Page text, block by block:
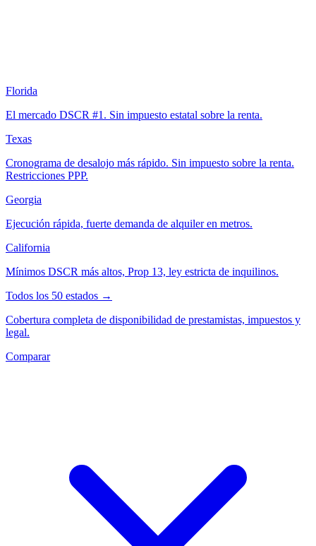
Florida
El mercado DSCR #1. Sin impuesto estatal sobre la renta.
Texas
Cronograma de desalojo más rápido. Sin impuesto sobre la renta.
Restricciones PPP.
Georgia
Ejecución rápida, fuerte demanda de alquiler en metros.
California
Mínimos DSCR más altos, Prop 13, ley estricta de inquilinos.
Todos los 50 estados →
Cobertura completa de disponibilidad de prestamistas, impuestos y
legal.
Comparar